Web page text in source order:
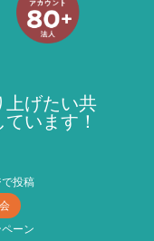
上げたい共
います！
投稿
ーン